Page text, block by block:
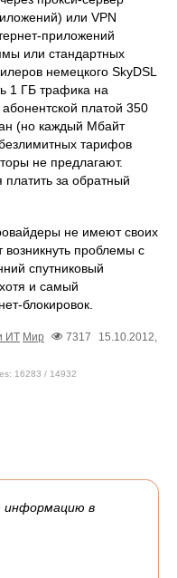
или VPN
приложений
или стандартных
немецкого SkyDSL
1 ГБ трафика на
платой 350
(но каждый Мбайт
тарифов
не предлагают.
за обратный
не имеют своих
проблемы с
спутниковый
и самый
блокировок.
ИТ Мир 7317
15.10.2012,
16283 / 14932
информацию в